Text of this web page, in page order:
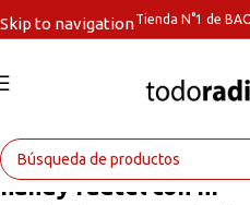
Skip to navigationTienda N°1 de
handy radtel con hf